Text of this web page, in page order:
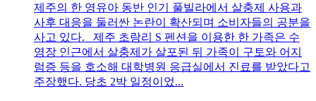
제주의 한 영유아 동반 인기 풀빌라에서 살충제 사용과
사후 대응을 둘러싼 논란이 확산되며 소비자들의 공분을
사고 있다. 제주 초랑리 S 펜션을 이용한 한 가족은 수
영장 인근에서 살충제가 살포된 뒤 가족이 구토와 어지
럼증 등을 호소해 대학병원 응급실에서 진료를 받았다고
주장했다. 당초 2박 일정이었...